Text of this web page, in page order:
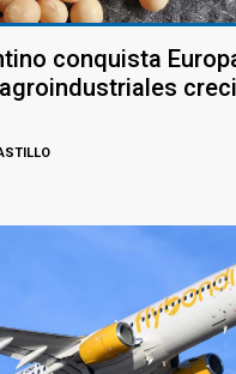
conquista